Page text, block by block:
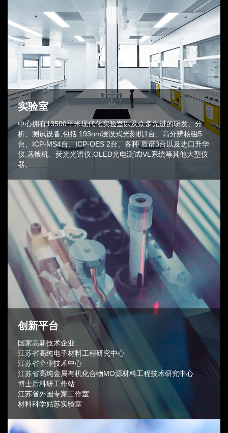
实验室
中⼼拥有13500平⽶现代化实验室以及众多先进的研发、分
析、测试设备,包括 193nm浸没式光刻机1台、⾼分辨核磁5
台、ICP-MS4台、ICP-OES 2台、各种 质谱3台以及进⼝升华
仪.蒸镀机、荧光光谱仪.OLED光电测试lVL系统等其他⼤型仪
器。
创新平台
国家⾼新技术企业
江苏省⾼纯电⼦材料⼯程研究中⼼
江苏省企业技术中⼼
江苏省⾼纯⾦属有机化合物MO源材料⼯程技术研究中⼼
博⼠后科研⼯作站
江苏省外国专家⼯作室
材料科学姑苏实验室